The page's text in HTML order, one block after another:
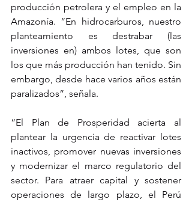
producción petrolera y el empleo en la
Amazonía. “En hidrocarburos, nuestro
planteamiento es destrabar (las
inversiones en) ambos lotes, que son
los que más producción han tenido. Sin
embargo, desde hace varios años están
paralizados”, señala.
“El Plan de Prosperidad acierta al
plantear la urgencia de reactivar lotes
inactivos, promover nuevas inversiones
y modernizar el marco regulatorio del
sector. Para atraer capital y sostener
operaciones de largo plazo, el Perú